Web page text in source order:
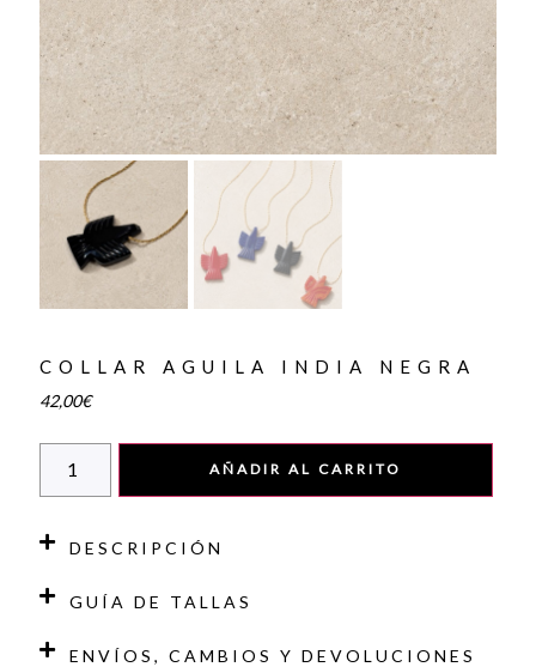
COLLAR AGUILA INDIA NEGRA
42,00€
AÑADIR AL CARRITO
DESCRIPCIÓN
GUÍA DE TALLAS
ENVÍOS, CAMBIOS Y DEVOLUCIONES